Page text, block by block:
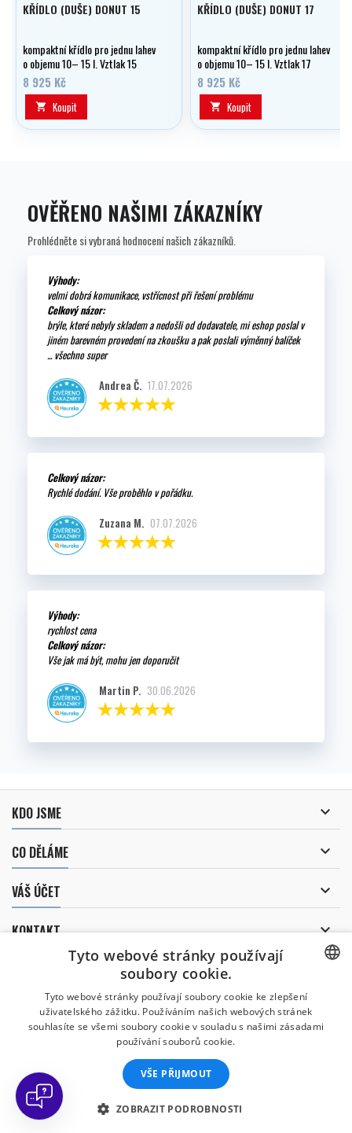
KŘÍDLO (DUŠE) DONUT 15
kompaktní křídlo pro jednu lahev
o objemu 10– 15 l. Vztlak 15
kg/33 lbs.
8 925 Kč
 Koupit
KŘÍDLO (DUŠE) DONUT 17
kompaktní křídlo pro jednu lahev
o objemu 10– 15 l. Vztlak 17
kg/40 lbs.
8 925 Kč
 Koupit
OVĚŘENO NAŠIMI ZÁKAZNÍKY
Prohlédněte si vybraná hodnocení našich zákazníků.
Výhody:
velmi dobrá komunikace, vstřícnost při řešení problému
Celkový názor:
brýle, které nebyly skladem a nedošli od dodavatele, mi eshop poslal v
jiném barevném provedení na zkoušku a pak poslali výměnný balíček
... všechno super
Andrea Č. 17.07.2026
Celkový názor:
Rychlé dodání. Vše proběhlo v pořádku.
Zuzana M. 07.07.2026
Výhody:
rychlost cena
Celkový názor:
Vše jak má být, mohu jen doporučit
Martin P. 30.06.2026
KDO JSME 
CO DĚLÁME 
VÁŠ ÚČET 
KONTAKT 
ODBĚR NOVINEK
Uděluji souhlas se
zpracováním osobních údajů.
© Copyright 2026 Divers Direct Praha. Všechna práva vyhrazena.
CZECH
Tyto webové stránky používají
soubory cookie.
Tyto webové stránky používají soubory cookie ke zlepšení
uživatelského zážitku. Používáním našich webových stránek
souhlasíte se všemi soubory cookie v souladu s našimi zásadami
používání souborů cookie.
VŠE PŘIJMOUT
ZOBRAZIT PODROBNOSTI